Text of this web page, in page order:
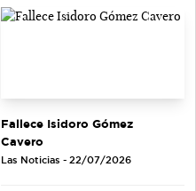
Fallece Isidoro Gómez
Cavero
Las Noticias - 22/07/2026